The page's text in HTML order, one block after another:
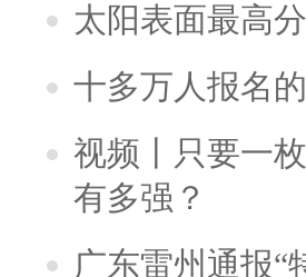
太阳表面最高
十多万人报名
视频丨只要一
有多强？
广东雷州通报“